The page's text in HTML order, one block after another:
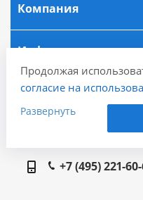
Компания
Информация
Города
Наши
+7 (495) 221-
Продолжая
согласие на
пользовательских
сведения о
проведения
ретаргетинга и использования систем аналитики
(например,
Развернуть